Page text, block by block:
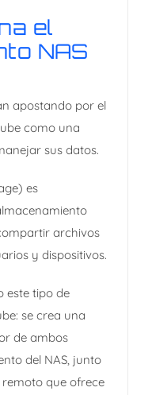
el
NAS
apostando por el
como una
sus datos.
es
archivos
y dispositivos.
este tipo de
se crea una
de ambos
del NAS, junto
que ofrece